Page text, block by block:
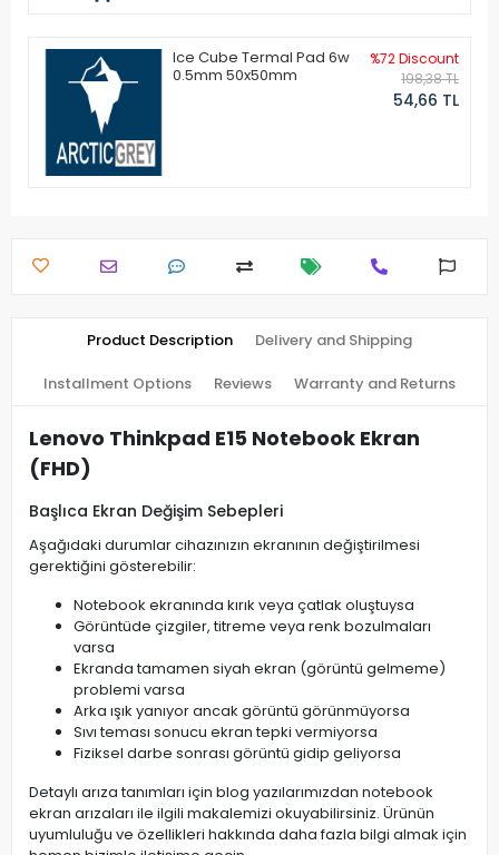
Ice Cube Termal Pad 6w
0.5mm 50x50mm
%72 Discount
198,38 TL
54,66 TL
Product Description Delivery and Shipping
Installment Options Reviews Warranty and Returns
Lenovo Thinkpad E15 Notebook Ekran
(FHD)
Başlıca Ekran Değişim Sebepleri
Aşağıdaki durumlar cihazınızın ekranının değiştirilmesi
gerektiğini gösterebilir:
Notebook ekranında kırık veya çatlak oluştuysa
Görüntüde çizgiler, titreme veya renk bozulmaları
varsa
Ekranda tamamen siyah ekran (görüntü gelmeme)
problemi varsa
Arka ışık yanıyor ancak görüntü görünmüyorsa
Sıvı teması sonucu ekran tepki vermiyorsa
Fiziksel darbe sonrası görüntü gidip geliyorsa
Detaylı arıza tanımları için blog yazılarımızdan notebook
ekran arızaları ile ilgili makalemizi okuyabilirsiniz. Ürünün
uyumluluğu ve özellikleri hakkında daha fazla bilgi almak için